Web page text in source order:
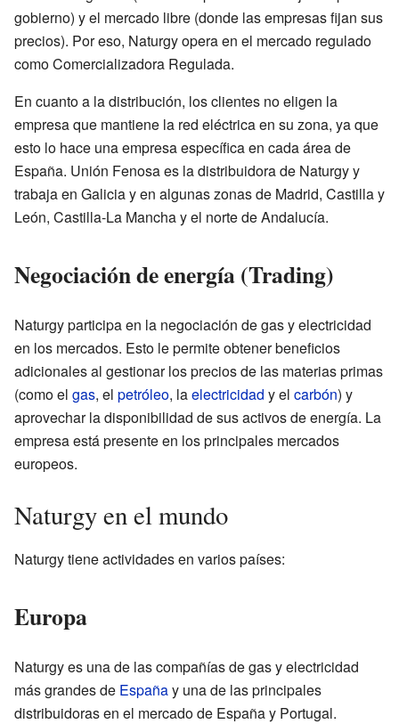
gobierno) y el mercado libre (donde las empresas fijan sus
precios). Por eso, Naturgy opera en el mercado regulado
como Comercializadora Regulada.
En cuanto a la distribución, los clientes no eligen la
empresa que mantiene la red eléctrica en su zona, ya que
esto lo hace una empresa específica en cada área de
España. Unión Fenosa es la distribuidora de Naturgy y
trabaja en Galicia y en algunas zonas de Madrid, Castilla y
León, Castilla-La Mancha y el norte de Andalucía.
Negociación de energía (Trading)
Naturgy participa en la negociación de gas y electricidad
en los mercados. Esto le permite obtener beneficios
adicionales al gestionar los precios de las materias primas
(como el gas, el petróleo, laelectricidad y el carbón) y
aprovechar la disponibilidad de sus activos de energía. La
empresa está presente en los principales mercados
europeos.
Naturgy en el mundo
Naturgy tiene actividades en varios países:
Europa
Naturgy es una de las compañías de gas y electricidad
más grandes de Españay una de las principales
distribuidoras en el mercado de España y Portugal.